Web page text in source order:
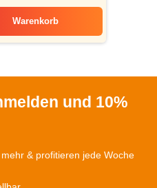
Warenkorb
und 10%
& profitieren jede Woche